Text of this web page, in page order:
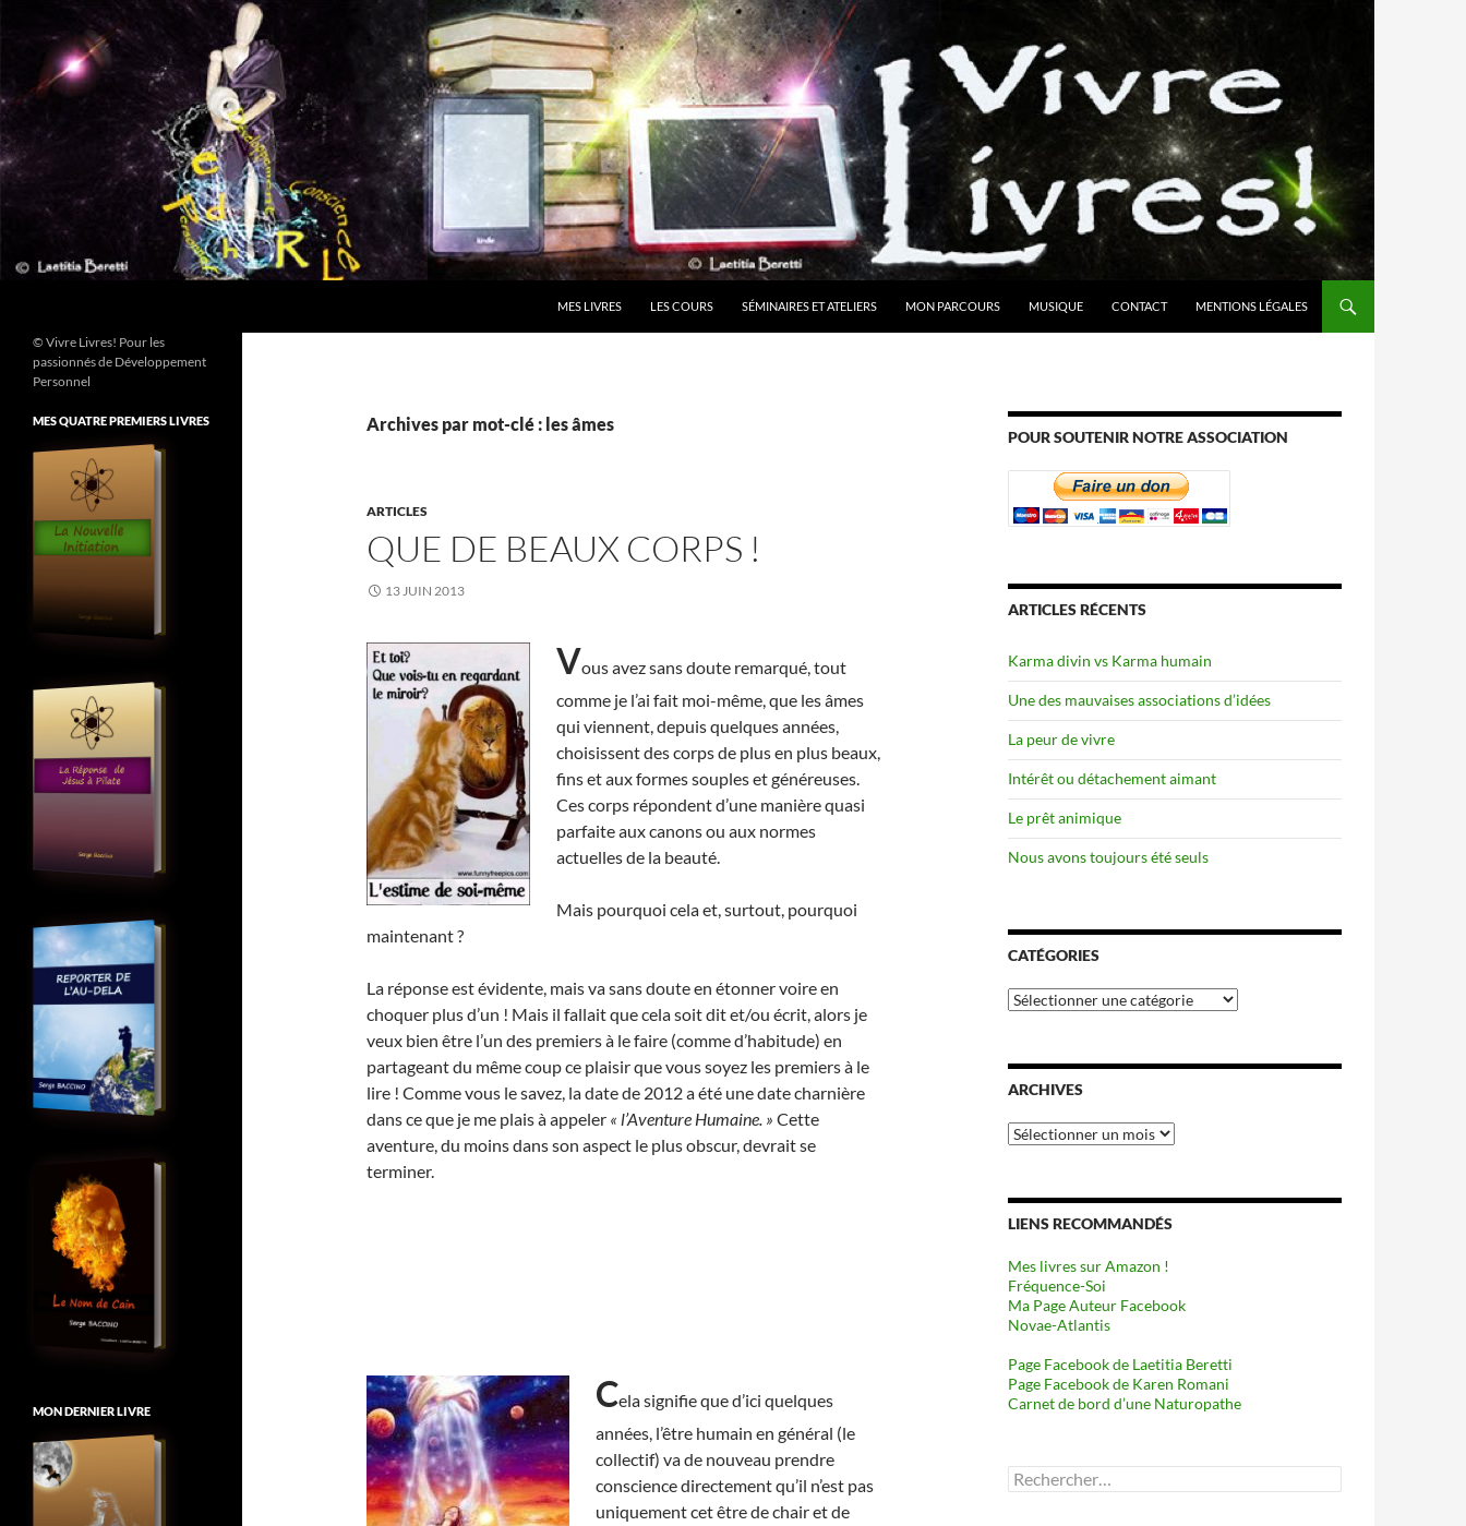
contenu
MES LIVRES LES COURS SÉMINAIRES ET ATELIERS MON PARCOURS MUSIQUE CONTACT MENTIONS LÉGALES
Archives par mot-clé : les âmes
ARTICLES
QUE DE BEAUX CORPS !
13 JUIN 2013
Vous avez sans doute remarqué, tout
comme je l’ai fait moi-même, que les âmes
qui viennent, depuis quelques années,
choisissent des corps de plus en plus beaux,
fins et aux formes souples et généreuses.
Ces corps répondent d’une manière quasi
parfaite aux canons ou aux normes
actuelles de la beauté.
Mais pourquoi cela et, surtout, pourquoi
maintenant ?
La réponse est évidente, mais va sans doute en étonner voire en
choquer plus d’un ! Mais il fallait que cela soit dit et/ou écrit, alors je
veux bien être l’un des premiers à le faire (comme d’habitude) en
partageant du même coup ce plaisir que vous soyez les premiers à le
lire ! Comme vous le savez, la date de 2012 a été une date charnière
dans ce que je me plais à appeler « l’Aventure Humaine. » Cette
aventure, du moins dans son aspect le plus obscur, devrait se
terminer.
Cela signifie que d’ici quelques
années, l’être humain en général (le
collectif) va de nouveau prendre
conscience directement qu’il n’est pas
uniquement cet être de chair et de
POUR SOUTENIR NOTRE ASSOCIATION
ARTICLES RÉCENTS
Karma divin vs Karma humain
Une des mauvaises associations d’idées
La peur de vivre
Intérêt ou détachement aimant
Le prêt animique
Nous avons toujours été seuls
CATÉGORIES
Catégories
ARCHIVES
Archives
LIENS RECOMMANDÉS
Mes livres sur Amazon !
Fréquence-Soi
Ma Page Auteur Facebook
Novae-Atlantis
Page Facebook de Laetitia Beretti
Page Facebook de Karen Romani
Carnet de bord d’une Naturopathe
Rechercher :
© Vivre Livres! Pour les
passionnés de Développement
Personnel
MES QUATRE PREMIERS LIVRES
MON DERNIER LIVRE